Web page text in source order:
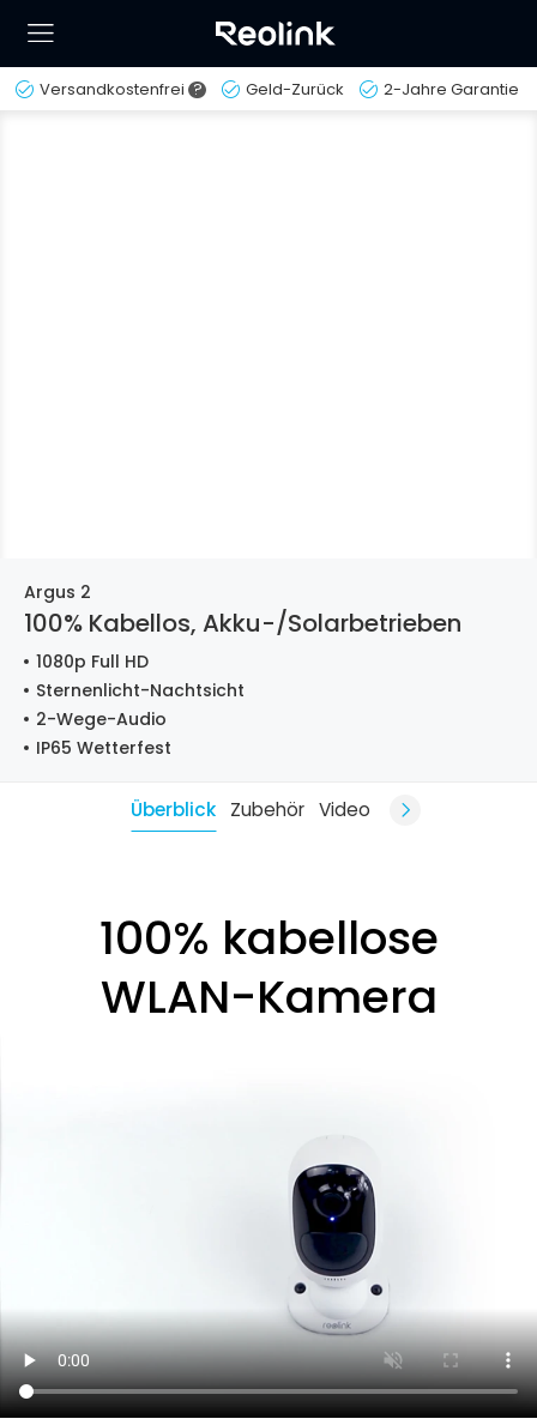
Versandkostenfrei ? Geld-Zurück 2-Jahre Garantie
Argus 2
100% Kabellos, Akku-/Solarbetrieben
1080p Full HD
Sternenlicht-Nachtsicht
2-Wege-Audio
IP65 Wetterfest
Überblick Zubehör Video
100% kabellose
WLAN-Kamera